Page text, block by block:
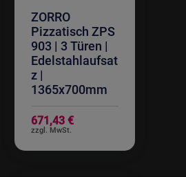
ZORRO
Pizzatisch ZPS
903 | 3 Türen |
Edelstahlaufsat
z |
1365x700mm
671,43 €